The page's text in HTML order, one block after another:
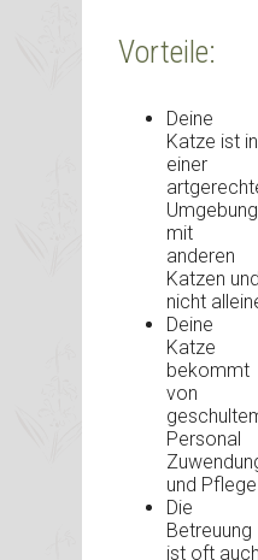
Vorteile:
Deine
Katze ist in
einer
Umgebung
mit
anderen
Katzen und
nicht
Deine
Katze
bekommt
von
Personal
und Pflege
Die
Betreuung
ist oft auch